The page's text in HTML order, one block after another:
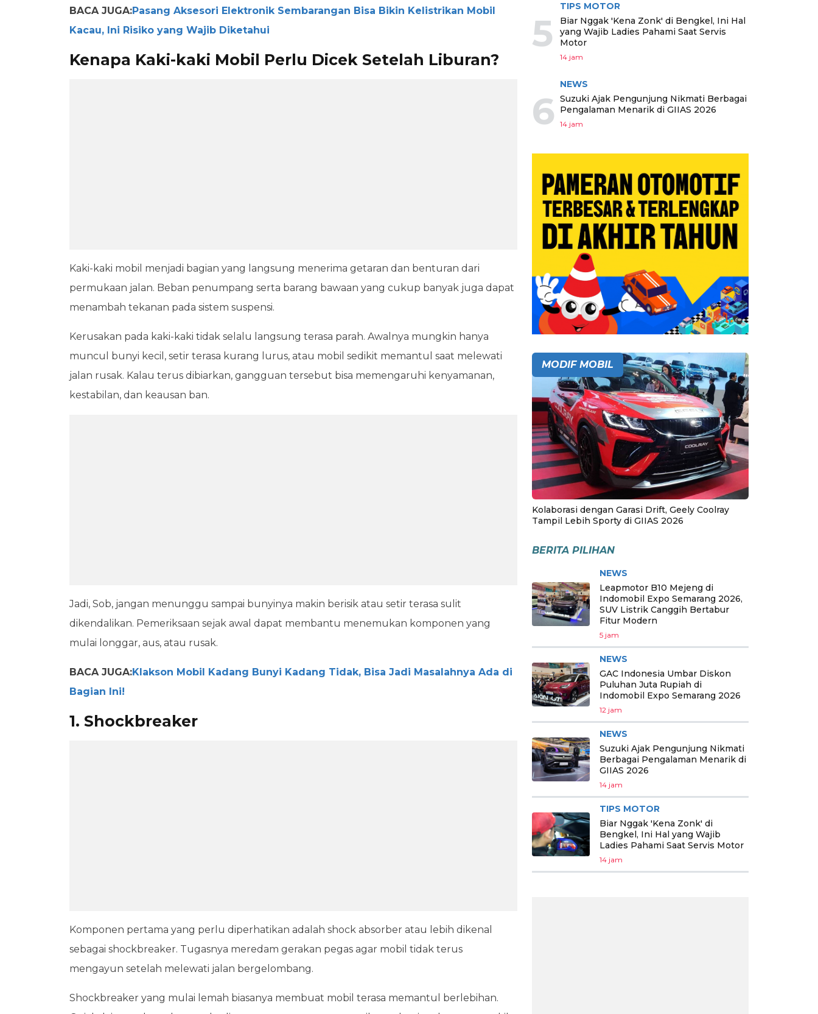
BACA JUGA:Pasang Aksesori Elektronik Sembarangan Bisa Bikin Kelistrikan Mobil
Kacau, Ini Risiko yang Wajib Diketahui
Kenapa Kaki-kaki Mobil Perlu Dicek Setelah Liburan?
Kaki-kaki mobil menjadi bagian yang langsung menerima getaran dan benturan dari
permukaan jalan. Beban penumpang serta barang bawaan yang cukup banyak juga dapat
menambah tekanan pada sistem suspensi.
Kerusakan pada kaki-kaki tidak selalu langsung terasa parah. Awalnya mungkin hanya
muncul bunyi kecil, setir terasa kurang lurus, atau mobil sedikit memantul saat melewati
jalan rusak. Kalau terus dibiarkan, gangguan tersebut bisa memengaruhi kenyamanan,
kestabilan, dan keausan ban.
Jadi, Sob, jangan menunggu sampai bunyinya makin berisik atau setir terasa sulit
dikendalikan. Pemeriksaan sejak awal dapat membantu menemukan komponen yang
mulai longgar, aus, atau rusak.
BACA JUGA:Klakson Mobil Kadang Bunyi Kadang Tidak, Bisa Jadi Masalahnya Ada di
Bagian Ini!
1. Shockbreaker
Komponen pertama yang perlu diperhatikan adalah shock absorber atau lebih dikenal
sebagai shockbreaker. Tugasnya meredam gerakan pegas agar mobil tidak terus
mengayun setelah melewati jalan bergelombang.
Shockbreaker yang mulai lemah biasanya membuat mobil terasa memantul berlebihan.
5
TIPS MOTOR
Biar Nggak 'Kena Zonk' di Bengkel, Ini Hal
yang Wajib Ladies Pahami Saat Servis
Motor
14 jam
6
NEWS
Suzuki Ajak Pengunjung Nikmati Berbagai
Pengalaman Menarik di GIIAS 2026
14 jam
MODIF MOBIL
Kolaborasi dengan Garasi Drift, Geely Coolray
Tampil Lebih Sporty di GIIAS 2026
BERITA PILIHAN
NEWS
Leapmotor B10 Mejeng di
Indomobil Expo Semarang 2026,
SUV Listrik Canggih Bertabur
Fitur Modern
5 jam
NEWS
GAC Indonesia Umbar Diskon
Puluhan Juta Rupiah di
Indomobil Expo Semarang 2026
12 jam
NEWS
Suzuki Ajak Pengunjung Nikmati
Berbagai Pengalaman Menarik di
GIIAS 2026
14 jam
TIPS MOTOR
Biar Nggak 'Kena Zonk' di
Bengkel, Ini Hal yang Wajib
Ladies Pahami Saat Servis Motor
14 jam